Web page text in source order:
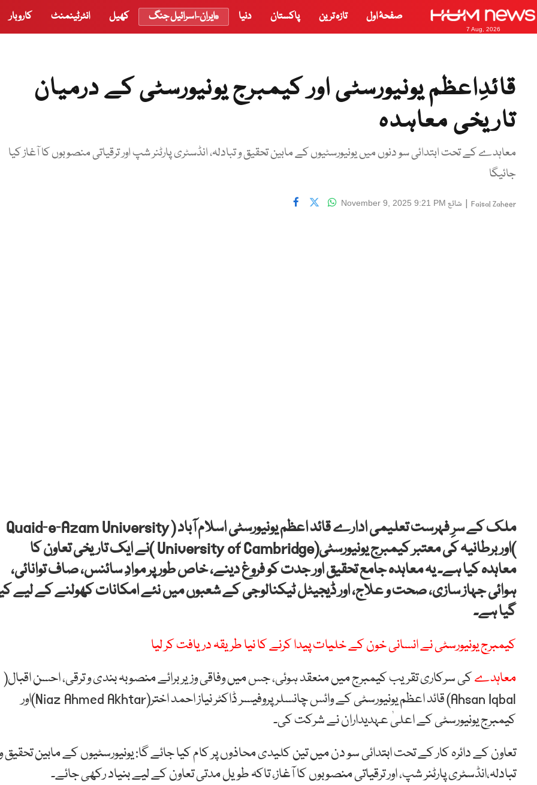
7 Aug, 2026
صفحۂ اول تازہ ترین پاکستان دنیا ایران-اسرائیل جنگ کھیل انٹرٹینمنٹ کاروبار
قائدِاعظم یونیورسٹی اور کیمبرج یونیورسٹی کے درمیان
تاریخی معاہدہ
معاہدے کے تحت ابتدائی سو دنوں میں یونیورسٹیوں کے مابین تحقیق و تبادلہ، انڈسٹری پارٹنر شپ اور ترقیاتی منصوبوں کا آغاز کیا
جائیگا
Faisal Zaheer
| شائع November 9, 2025 9:21 PM
ملک کے سرِ فہرست تعلیمی ادارے قائد اعظم یونیورسٹی اسلام آباد ( Quaid‑e‑Azam University
)اور برطانیہ کی معتبر کیمبرج یونیورسٹی(University of Cambridge )نے ایک تاریخی تعاون کا
معاہدہ کیا ہے۔ یہ معاہدہ جامع تحقیق اور جدت کو فروغ دینے، خاص طور پر موادِ سائنس، صاف توانائی،
ہوائی جہاز سازی، صحت و علاج، اور ڈیجیٹل ٹیکنالوجی کے شعبوں میں نئے امکانات کھولنے کے لیے
گیا ہے۔
کیمبرج یونیورسٹی نے انسانی خون کے خلیات پیدا کرنے کا نیا طریقہ دریافت کر لیا
معاہدےکی سرکاری تقریب کیمبرج میں منعقد ہوئی، جس میں وفاقی وزیر برائے منصوبہ بندی و ترقی، احسن اقبال(
Ahsan Iqbal) قائد اعظم یونیورسٹی کے وائس چانسلر پروفیسر ڈاکٹر نیاز احمد اختر(Niaz Ahmed Akhtar)اور
کیمبرج یونیورسٹی کے اعلیٰ عہدیداران نے شرکت کی۔
تعاون کے دائرہ کار کے تحت ابتدائی سو دن میں تین کلیدی محاذوں پر کام کیا جائے گا: یونیورسٹیوں کے مابین تحقیق
تبادلہ،انڈسٹری پارٹنر شپ، اور ترقیاتی منصوبوں کا آغاز، تاکہ طویل مدتی تعاون کے لیے بنیاد رکھی جائے۔